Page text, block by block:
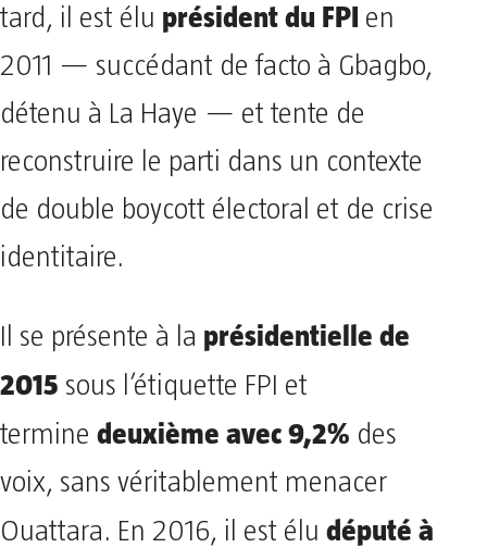
tard, il est élu président du FPI en
2011 — succédant de facto à Gbagbo,
détenu à La Haye — et tente de
reconstruire le parti dans un contexte
de double boycott électoral et de crise
identitaire.
Il se présente à la présidentielle de
2015 sous l’étiquette FPI et
termine deuxième avec 9,2% des
voix, sans véritablement menacer
Ouattara. En 2016, il est élu député à